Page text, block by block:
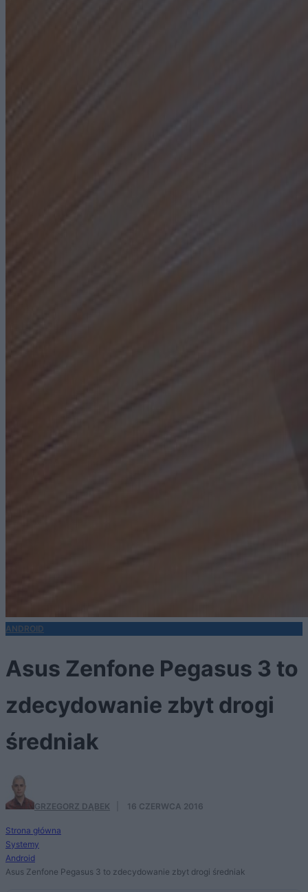
ANDROID
Asus Zenfone Pegasus 3 to
zdecydowanie zbyt drogi
średniak
GRZEGORZ DĄBEK 16 CZERWCA 2016
Strona główna
Systemy
Android
Asus Zenfone Pegasus 3 to zdecydowanie zbyt drogi średniak